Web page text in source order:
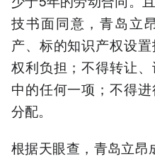
技书面同意，青岛立
产、标的知识产权设
权利负担；不得转让
中的任何一项；不得
分配。
根据天眼查，青岛立